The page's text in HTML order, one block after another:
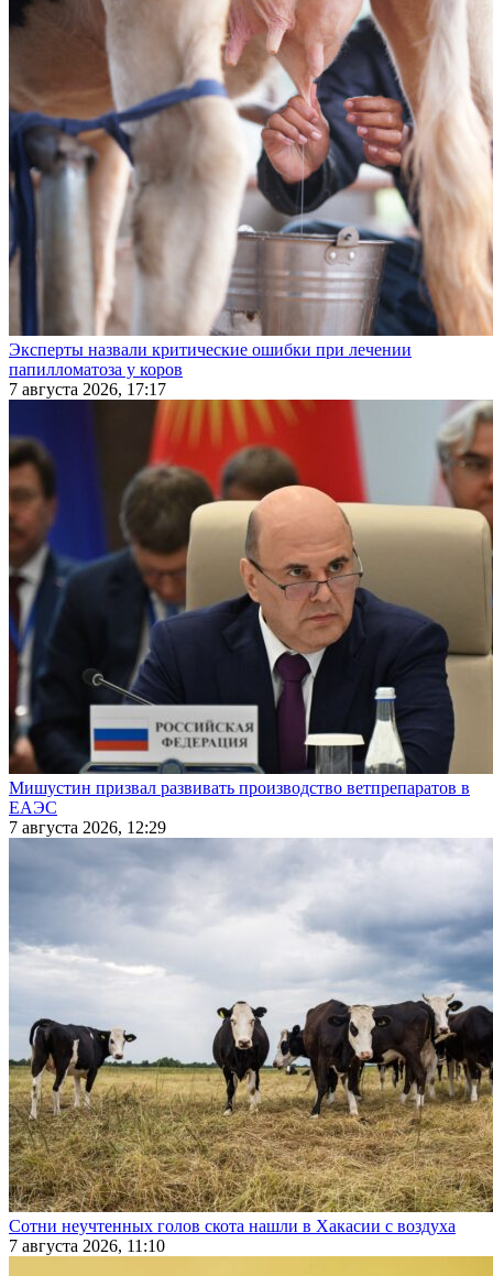
Эксперты назвали критические ошибки при лечении
папилломатоза у коров
7 августа 2026, 17:17
Мишустин призвал развивать производство ветпрепаратов в
ЕАЭС
7 августа 2026, 12:29
Сотни неучтенных голов скота нашли в Хакасии с воздуха
7 августа 2026, 11:10